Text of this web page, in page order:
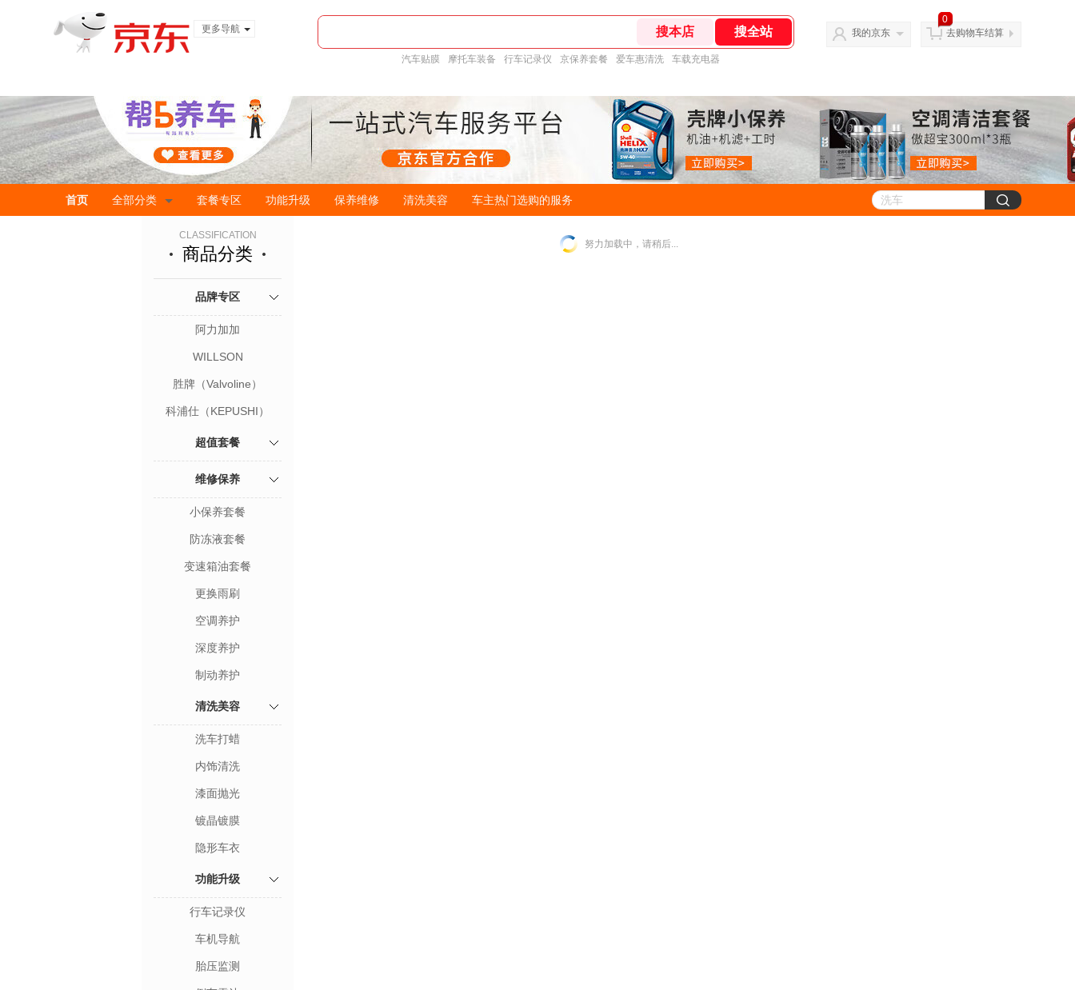
更多导航
汽车贴膜 摩托车装备 行车记录仪 京保养套餐 爱车惠清洗 车载充电器
我的京东
0
去购物车结算
首页 全部分类 套餐专区 功能升级 保养维修 清洗美容 车主热门选购的服务
CLASSIFICATION
商品分类
品牌专区
阿力加加
WILLSON
胜牌（Valvoline）
科浦仕（KEPUSHI）
超值套餐
维修保养
小保养套餐
防冻液套餐
变速箱油套餐
更换雨刷
空调养护
深度养护
制动养护
清洗美容
洗车打蜡
内饰清洗
漆面抛光
镀晶镀膜
隐形车衣
功能升级
行车记录仪
车机导航
胎压监测
努力加载中，请稍后...